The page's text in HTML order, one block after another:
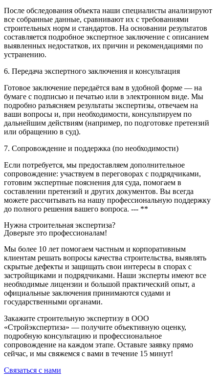
После обследования объекта наши специалисты анализируют
все собранные данные, сравнивают их с требованиями
строительных норм и стандартов. На основании результатов
составляется подробное экспертное заключение с описанием
выявленных недостатков, их причин и рекомендациями по
устранению.
6. Передача экспертного заключения и консультация
Готовое заключение передаётся вам в удобной форме — на
бумаге с подписью и печатью или в электронном виде. Мы
подробно разъясняем результаты экспертизы, отвечаем на
ваши вопросы и, при необходимости, консультируем по
дальнейшим действиям (например, по подготовке претензий
или обращению в суд).
7. Сопровождение и поддержка (по необходимости)
Если потребуется, мы предоставляем дополнительное
сопровождение: участвуем в переговорах с подрядчиками,
готовим экспертные пояснения для суда, помогаем в
составлении претензий и других документов. Вы всегда
можете рассчитывать на нашу профессиональную поддержку
до полного решения вашего вопроса. --- **
Нужна строительная экспертиза?
Доверьте это профессионалам!
Мы более 10 лет помогаем частным и корпоративным
клиентам решать вопросы качества строительства, выявлять
скрытые дефекты и защищать свои интересы в спорах с
застройщиками и подрядчиками. Наши эксперты имеют все
необходимые лицензии и большой практический опыт, а
официальные заключения принимаются судами и
государственными органами.
Закажите строительную экспертизу в ООО
«Стройэкспертиза» — получите объективную оценку,
подробную консультацию и профессиональное
сопровождение на каждом этапе. Оставьте заявку прямо
сейчас, и мы свяжемся с вами в течение 15 минут!
Связаться с нами